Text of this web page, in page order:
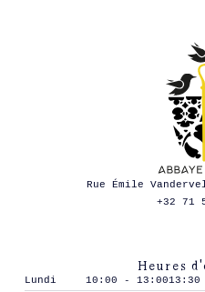
Rue Émile
+32 71
Heures
Lundi 10:00 - 13:00